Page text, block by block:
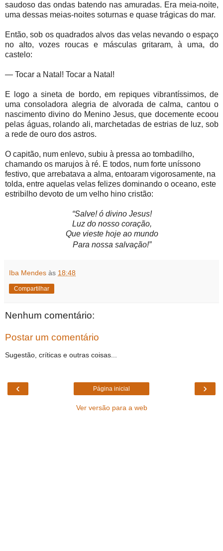
saudoso das ondas batendo nas amuradas. Era meia-noite,
uma dessas meias-noites soturnas e quase trágicas do mar.
Então, sob os quadrados alvos das velas nevando o espaço
no alto, vozes roucas e másculas gritaram, à uma, do
castelo:
— Tocar a Natal! Tocar a Natal!
E logo a sineta de bordo, em repiques vibrantíssimos, de
uma consoladora alegria de alvorada de calma, cantou o
nascimento divino do Menino Jesus, que docemente ecoou
pelas águas, rolando ali, marchetadas de estrias de luz, sob
a rede de ouro dos astros.
O capitão, num enlevo, subiu à pressa ao tombadilho,
chamando os marujos à ré. E todos, num forte uníssono
festivo, que arrebatava a alma, entoaram vigorosamente, na
tolda, entre aquelas velas felizes dominando o oceano, este
estribilho devoto de um velho hino cristão:
“Salve! ó divino Jesus!
Luz do nosso coração,
Que vieste hoje ao mundo
Para nossa salvação!”
Iba Mendes às 18:48
Compartilhar
Nenhum comentário:
Postar um comentário
Sugestão, críticas e outras coisas...
‹ ›
Página inicial
Ver versão para a web